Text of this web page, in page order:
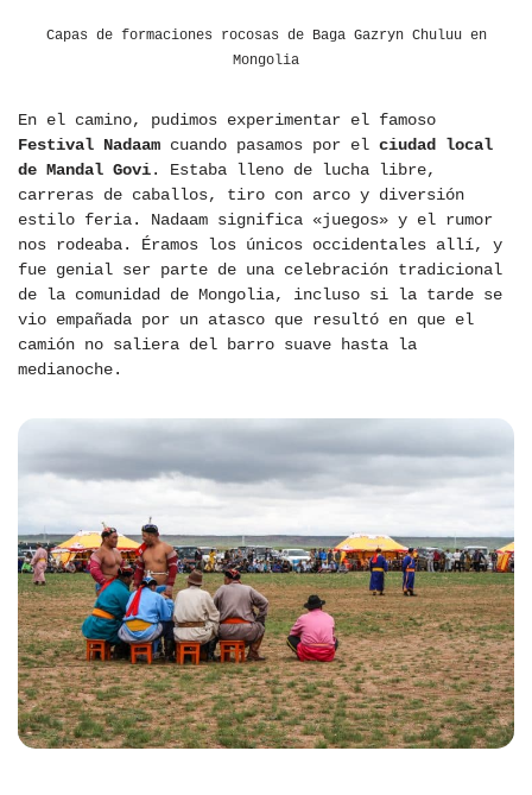
Capas de formaciones rocosas de Baga Gazryn Chuluu en
Mongolia
En el camino, pudimos experimentar el famoso
Festival Nadaam cuando pasamos por el ciudad local
de Mandal Govi. Estaba lleno de lucha libre,
carreras de caballos, tiro con arco y diversión
estilo feria. Nadaam significa «juegos» y el rumor
nos rodeaba. Éramos los únicos occidentales allí, y
fue genial ser parte de una celebración tradicional
de la comunidad de Mongolia, incluso si la tarde se
vio empañada por un atasco que resultó en que el
camión no saliera del barro suave hasta la
medianoche.